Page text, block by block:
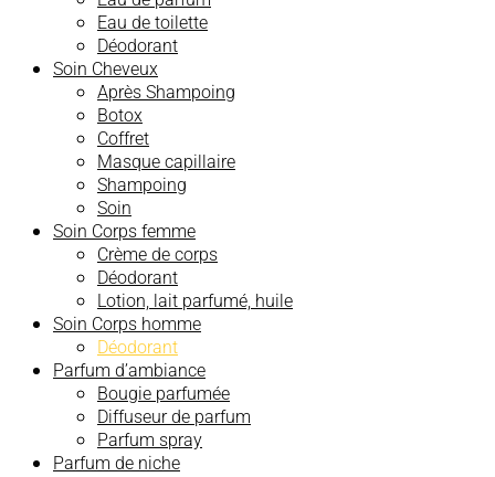
Eau de toilette
Déodorant
Soin Cheveux
Après Shampoing
Botox
Coffret
Masque capillaire
Shampoing
Soin
Soin Corps femme
Crème de corps
Déodorant
Lotion, lait parfumé, huile
Soin Corps homme
Déodorant
Parfum d’ambiance
Bougie parfumée
Diffuseur de parfum
Parfum spray
Parfum de niche